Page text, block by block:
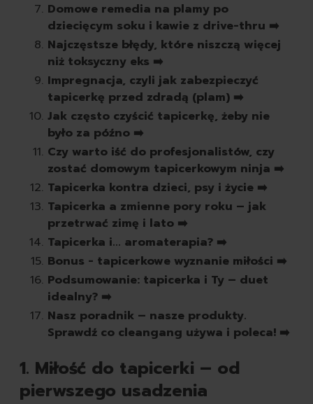
białe
czarne
brązowe
pozostałe
spraye do butów
rodzaj
skórzane
zamszowe
sportowe
zapachy
odświeżacze powietrza
świeczki
samochodowe
Domowe remedia na plamy po
dziecięcym soku i kawie z drive-thru ➡️
Najczęstsze błędy, które niszczą więcej
niż toksyczny eks ➡️
Impregnacja, czyli jak zabezpieczyć
tapicerkę przed zdradą (plam) ➡️
Jak często czyścić tapicerkę, żeby nie
było za późno ➡️
Czy warto iść do profesjonalistów, czy
zostać domowym tapicerkowym ninja ➡️
Tapicerka kontra dzieci, psy i życie ➡️
Tapicerka a zmienne pory roku – jak
przetrwać zimę i lato ➡️
Tapicerka i... aromaterapia? ➡️
Bonus - tapicerkowe wyznanie miłości ➡️
Podsumowanie: tapicerka i Ty – duet
idealny? ➡️
Nasz poradnik – nasze produkty.
Sprawdź co cleangang używa i poleca! ➡️
1. Miłość do tapicerki – od
pierwszego usadzenia